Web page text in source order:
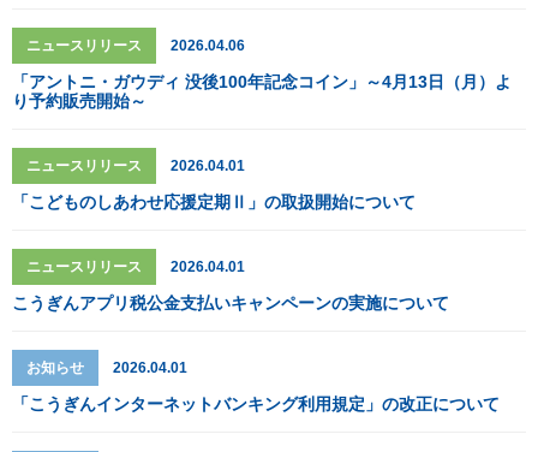
ニュースリリース 2026.04.06
「アントニ・ガウディ 没後100年記念コイン」～4月13日（月）よ
り予約販売開始～
ニュースリリース 2026.04.01
「こどものしあわせ応援定期Ⅱ」の取扱開始について
ニュースリリース 2026.04.01
こうぎんアプリ税公金支払いキャンペーンの実施について
お知らせ 2026.04.01
「こうぎんインターネットバンキング利用規定」の改正について